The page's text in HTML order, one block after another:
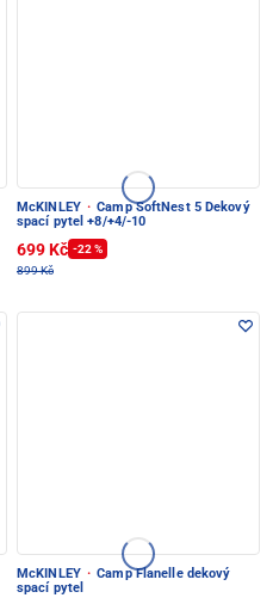
McKINLEY · Camp SoftNest 5 Dekový
spací pytel +8/+4/-10
699 Kč -22 %
899 Kč
McKINLEY · Camp Flanelle dekový
spací pytel